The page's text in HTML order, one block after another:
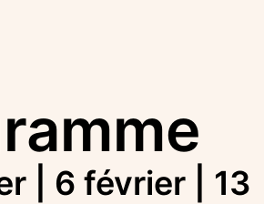
| 6 février | 13